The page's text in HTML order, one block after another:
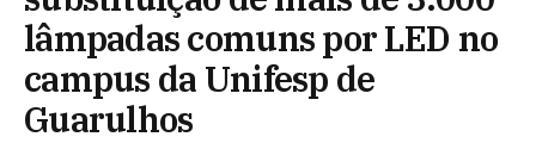
lâmpadas comuns por LED no
campus da Unifesp de
Guarulhos